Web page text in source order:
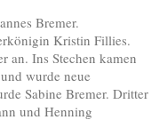
Bremer.
Kristin Fillies.
an. Ins Stechen kamen
wurde neue
Sabine Bremer. Dritter
und Henning